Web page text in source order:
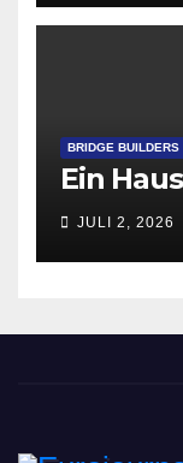
BRIDGE BUILDERS
Ein
JULI 2, 2026